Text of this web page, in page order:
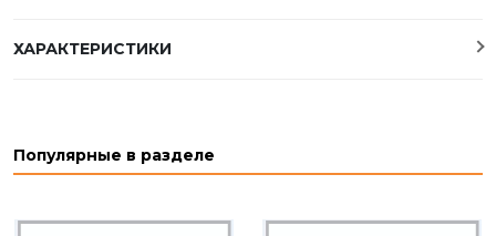
ХАРАКТЕРИСТИКИ
Популярные в разделе